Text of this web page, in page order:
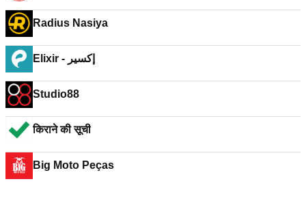
Radius Nasiya
Elixir - إكسير
Studio88
किराने की सूची
Big Moto Peças